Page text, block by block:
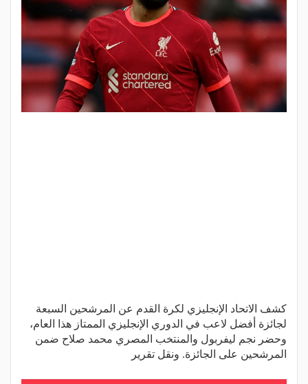
كشف الاتحاد الإنجليزي لكرة القدم عن المرشحين السبعة
لجائزة أفضل لاعب في الدوري الإنجليزي الممتاز هذا العام،
وحضر نجم ليفربول والمنتخب المصري محمد صلاح ضمن
المرشحين على الجائزة. ونقل تقرير